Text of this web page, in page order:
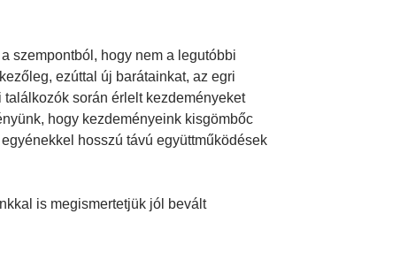
szempontból, hogy nem a legutóbbi
ezúttal új barátainkat, az egri
során érlelt kezdeményeket
hogy kezdeményeink kisgömbőc
hosszú távú együttműködések
is megismertetjük jól bevált